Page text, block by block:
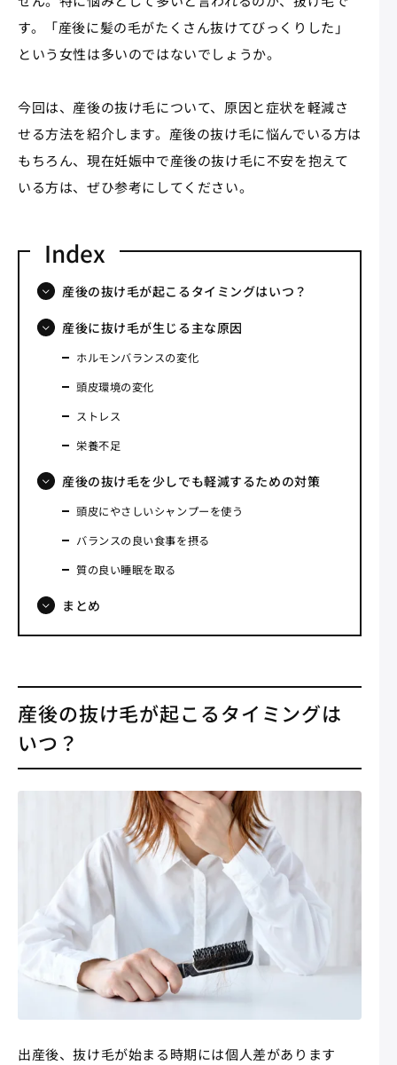
す。「産後に髪の毛がたくさん抜けてびっくりした」
という女性は多いのではないでしょうか。
今回は、産後の抜け毛について、原因と症状を軽減さ
せる方法を紹介します。産後の抜け毛に悩んでいる方は
もちろん、現在妊娠中で産後の抜け毛に不安を抱えて
いる方は、ぜひ参考にしてください。
産後の抜け毛が起こるタイミングはいつ？
産後に抜け毛が生じる主な原因
ホルモンバランスの変化
頭皮環境の変化
ストレス
栄養不足
産後の抜け毛を少しでも軽減するための対策
頭皮にやさしいシャンプーを使う
バランスの良い食事を摂る
質の良い睡眠を取る
まとめ
産後の抜け毛が起こるタイミングは
いつ？
出産後、抜け毛が始まる時期には個人差があります